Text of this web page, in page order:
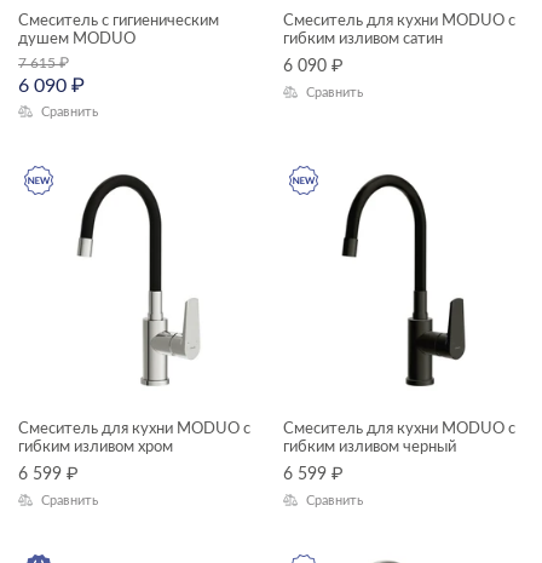
Смеситель с гигиеническим
душем MODUO
7 615₽
6 090 ₽
Сравнить
Смеситель для кухни MODUO с
гибким изливом сатин
6 090 ₽
Сравнить
Смеситель для кухни MODUO с
гибким изливом хром
6 599 ₽
Сравнить
Смеситель для кухни MODUO с
гибким изливом черный
6 599 ₽
Сравнить